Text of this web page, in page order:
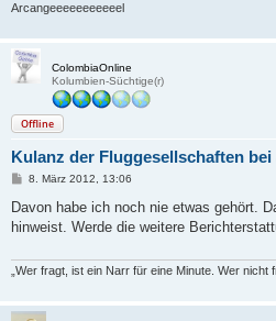
Arcangeeeeeeeeeeel
ColombiaOnline
Kolumbien-Süchtige(r)
Offline
Kulanz der Fluggesellschaften
B
i
r
8. März 2012, 13:06
Davon habe ich noch nie etwas gehört.
hinweist. Werde die weitere
„Wer fragt, ist ein Narr für eine Minute. Wer nicht